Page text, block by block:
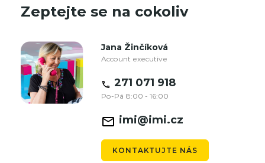
Zeptejte se na cokoliv
Jana Žinčíková
Account executive
271 071 918
Po-Pá 8:00 - 16:00
imi@imi.cz
KONTAKTUJTE NÁS